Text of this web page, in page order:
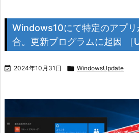
Windows10にて特定のアプリ
合。更新プログラムに起因 ［
 2024年10月31日  WindowsUpdate